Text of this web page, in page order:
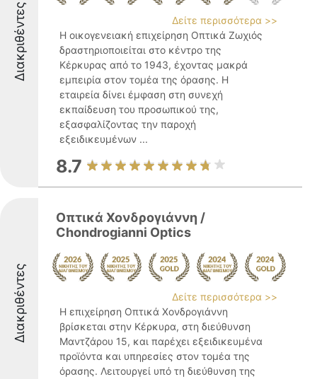
Διακριθέντες
Δείτε περισσότερα >>
Η οικογενειακή επιχείρηση Οπτικά Ζωχιός
δραστηριοποιείται στο κέντρο της
Κέρκυρας από το 1943, έχοντας μακρά
εμπειρία στον τομέα της όρασης. Η
εταιρεία δίνει έμφαση στη συνεχή
εκπαίδευση του προσωπικού της,
εξασφαλίζοντας την παροχή
εξειδικευμένων ...
8.7
Διακριθέντες
Οπτικά Χονδρογιάννη /
Chondrogianni Optics
Δείτε περισσότερα >>
Η επιχείρηση Οπτικά Χονδρογιάννη
βρίσκεται στην Κέρκυρα, στη διεύθυνση
Μαντζάρου 15, και παρέχει εξειδικευμένα
προϊόντα και υπηρεσίες στον τομέα της
όρασης. Λειτουργεί υπό τη διεύθυνση της